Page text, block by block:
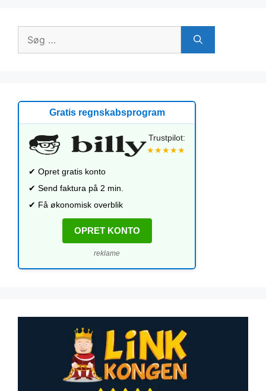
efter:
Gratis regnskabsprogram
Trustpilot:
★★★★★
✔ Opret gratis konto
✔ Send faktura på 2 min.
✔ Få økonomisk overblik
OPRET KONTO
reklame